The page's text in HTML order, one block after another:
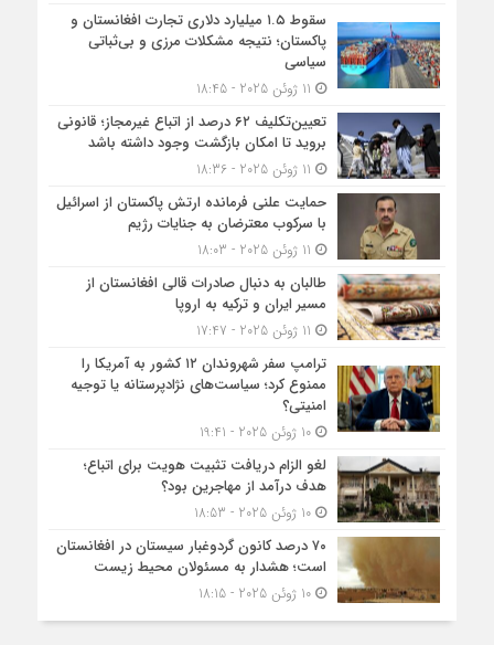
سقوط ۱.۵ میلیارد دلاری تجارت افغانستان و
پاکستان؛ نتیجه مشکلات مرزی و بی‌ثباتی
سیاسی
تعیین‌تکلیف ۶۲ درصد از اتباع غیرمجاز؛ قانونی
بروید تا امکان بازگشت وجود داشته باشد
حمایت علنی فرمانده ارتش پاکستان از اسرائیل
با سرکوب معترضان به جنایات رژیم
طالبان به دنبال صادرات قالی افغانستان از
مسیر ایران و ترکیه به اروپا
ترامپ سفر شهروندان ۱۲ کشور به آمریکا را
ممنوع کرد؛ سیاست‌های نژادپرستانه یا توجیه
امنیتی؟
10 ژوئن 2025 - 19:41
لغو الزام دریافت تثبیت هویت برای اتباع؛
هدف درآمد از مهاجرین بود؟
10 ژوئن 2025 - 18:53
۷۰ درصد کانون گردوغبار سیستان در افغانستان
است؛ هشدار به مسئولان محیط زیست
10 ژوئن 2025 - 18:15